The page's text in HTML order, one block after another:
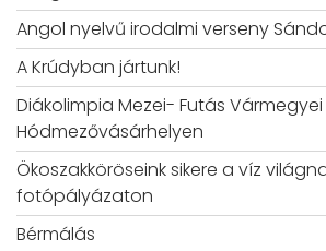
Angol nyelvű irodalmi verseny
A Krúdyban jártunk!
Diákolimpia Mezei- Futás
Hódmezővásárhelyen
Ökoszakköröseink sikere a víz
fotópályázaton
Bérmálás